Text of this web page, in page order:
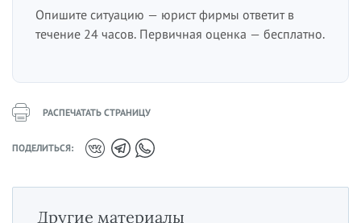
Опишите ситуацию — юрист фирмы ответит в
течение 24 часов. Первичная оценка — бесплатно.
РАСПЕЧАТАТЬ СТРАНИЦУ
ПОДЕЛИТЬСЯ:
Другие материалы